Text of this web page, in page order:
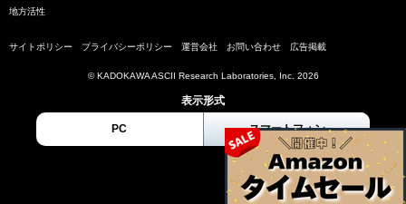
地方活性
サイトポリシー プライバシーポリシー 運営会社 お問い合わせ 広告掲載
© KADOKAWA ASCII Research Laboratories, Inc. 2026
表示形式
PC スマートフォン